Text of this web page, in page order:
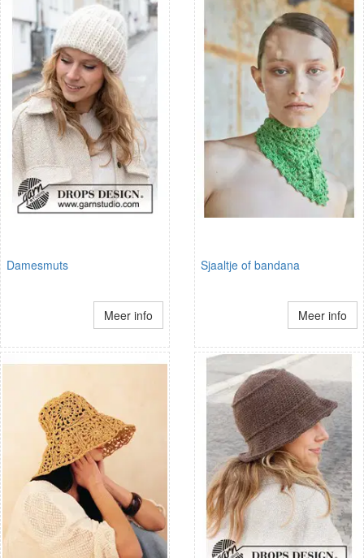
Damesmuts
Meer info
Sjaaltje of bandana
Meer info